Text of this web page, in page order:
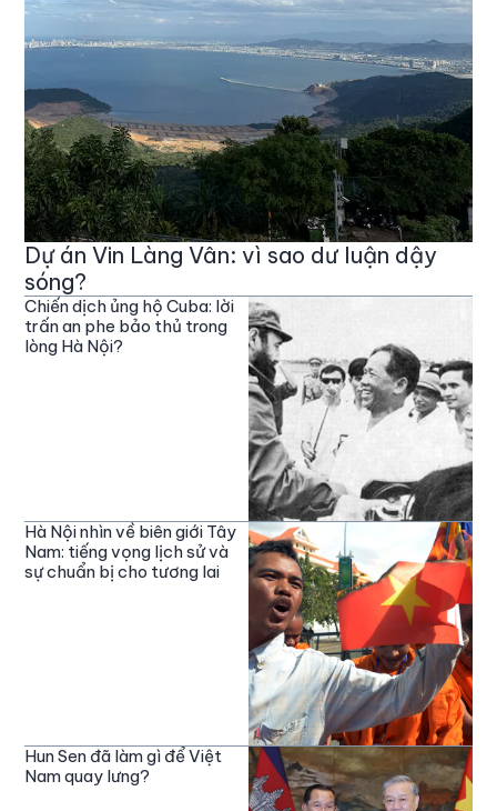
Dự án Vin Làng Vân: vì sao dư luận dậy
sóng?
Chiến dịch ủng hộ Cuba: lời
trấn an phe bảo thủ trong
lòng Hà Nội?
Hà Nội nhìn về biên giới Tây
Nam: tiếng vọng lịch sử và
sự chuẩn bị cho tương lai
Hun Sen đã làm gì để Việt
Nam quay lưng?